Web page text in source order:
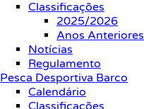
Classificações
2025/2026
Anos Anteriores
Notícias
Regulamento
Pesca Desportiva Barco
Calendário
Classificações